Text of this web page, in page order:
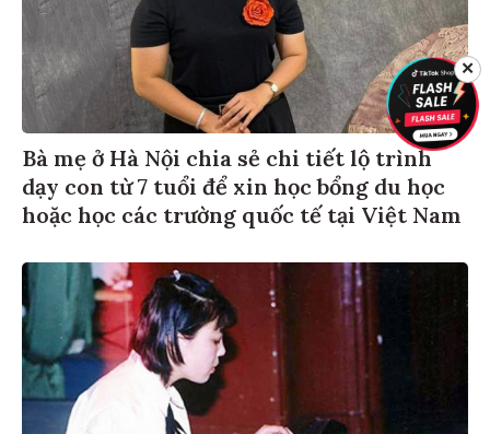
Bà mẹ ở Hà Nội chia sẻ chi tiết lộ trình
dạy con từ 7 tuổi để xin học bổng du học
hoặc học các trường quốc tế tại Việt Nam
✕